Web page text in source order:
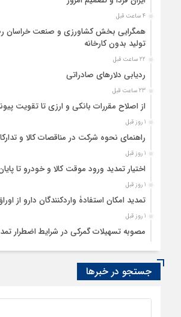
4 ساعت قبل
همگرایی بخش کشاورزی و صنعت خراسان
تولید بدون کارخانه
22 ساعت قبل
ردیابی دلارهای صادراتی
23 ساعت قبل
از اصلاح مقررات بانکی و ارزی تا تقویت
1 روز قبل
راهنمای نحوه شرکت در مناقصات کالا و
1 روز قبل
اختیار تمدید ورود موقت کالا و خودرو تا
1 روز قبل
تمدید امکان استفادۀ واردکنندگان دارو از
1 روز قبل
مصوبه تسهیلات گمرکی در شرایط اضطرار
جستجو در خبرها